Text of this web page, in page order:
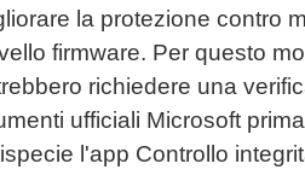
la protezione contro
firmware. Per questo
richiedere una
ufficiali Microsoft
l'app Controllo